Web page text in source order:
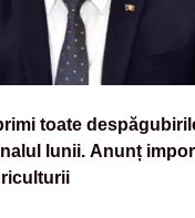
toate
lunii. Anunț